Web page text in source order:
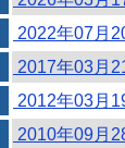
2022年07月
2017年03月
2012年03月
2010年09月